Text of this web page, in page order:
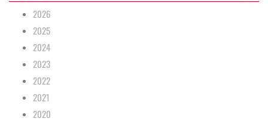
2026
2025
2024
2023
2022
2021
2020